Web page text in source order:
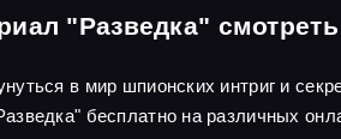
"Разведка"
в мир шпионских интриг и
бесплатно на различных